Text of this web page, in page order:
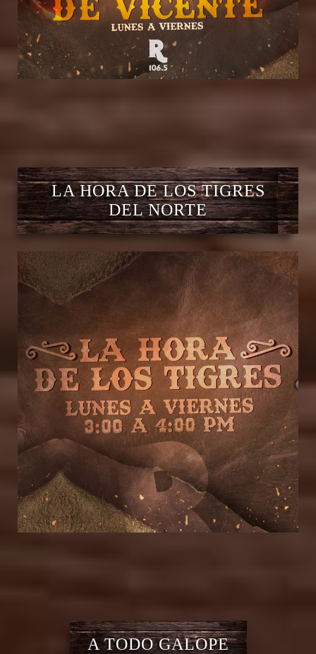
LA HORA DE LOS TIGRES
DEL NORTE
A TODO GALOPE